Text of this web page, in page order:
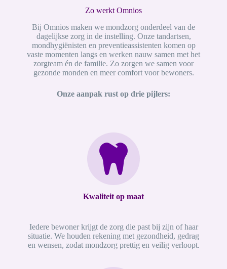
Zo werkt Omnios
Bij Omnios maken we mondzorg onderdeel van de
dagelijkse zorg in de instelling. Onze tandartsen,
mondhygiënisten en preventieassistenten komen op
vaste momenten langs en werken nauw samen met het
zorgteam én de familie. Zo zorgen we samen voor
gezonde monden en meer comfort voor bewoners.
Onze aanpak rust op drie pijlers:
Kwaliteit op maat
Iedere bewoner krijgt de zorg die past bij zijn of haar
situatie. We houden rekening met gezondheid, gedrag
en wensen, zodat mondzorg prettig en veilig verloopt.